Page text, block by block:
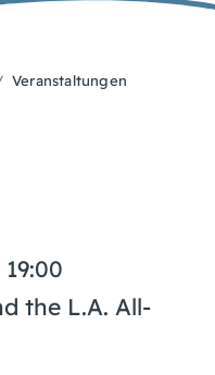
Veranstaltungen
19:00
the L.A. All-